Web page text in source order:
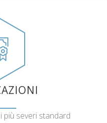
più severi standard